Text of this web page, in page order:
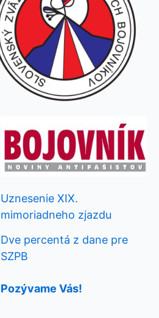
Uznesenie XIX.
mimoriadneho zjazdu
Dve percentá z dane pre
SZPB
Pozývame Vás!